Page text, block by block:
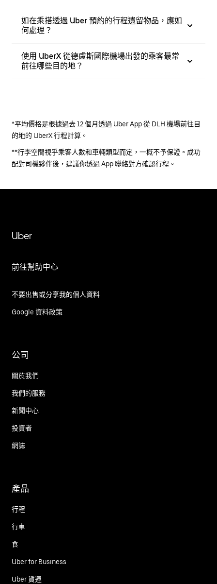
如在乘搭透過 Uber 預約的行程遺留物品，應如
何處理？
使用 UberX 從德盧斯國際機場出發的乘客最常
前往哪些目的地？
*平均價格是根據過去 12 個月透過 Uber App 從 DLH 機場前往目
的地的 UberX 行程計算。
**行李空間視乎乘客人數和車輛類型而定，一概不予保證。成功
配對司機夥伴後，建議你透過 App 聯絡對方確認行程。
Uber
前往幫助中心
不要出售或分享我的個人資料
Google 資料政策
公司
關於我們
我們的服務
新聞中心
投資者
網誌
產品
行程
行車
食
Uber for Business
Uber 貨運